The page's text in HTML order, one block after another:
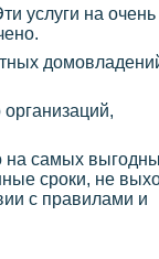
услуги на очень
на самых
сроки, не
с правилами и